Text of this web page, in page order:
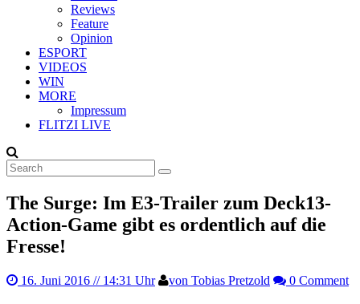
Reviews
Feature
Opinion
ESPORT
VIDEOS
WIN
MORE
Impressum
FLITZI LIVE
The Surge: Im E3-Trailer zum Deck13-
Action-Game gibt es ordentlich auf die
Fresse!
16. Juni 2016 // 14:31 Uhr von Tobias Pretzold 0 Comment